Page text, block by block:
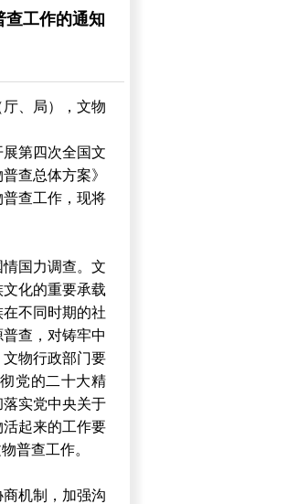
查工作的通知
、局），文物
第四次全国文
查总体方案》
查工作，现将
国力调查。文
化的重要承载
不同时期的社
查，对铸牢中
物行政部门要
党的二十大精
实党中央关于
起来的工作要
普查工作。
机制，加强沟